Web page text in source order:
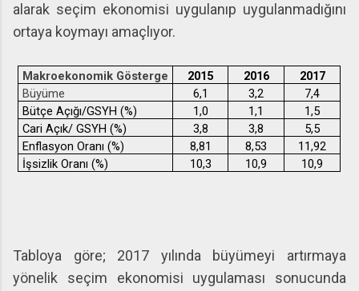
alarak seçim ekonomisi uygulanıp uygulanmadığını
ortaya koymayı amaçlıyor.
Makroekonomik Gösterge 2015 2016
2017
Büyüme
6,1 3,2
7,4
Bütçe Açığı/GSYH (%)
1,0 1,1
1,5
Cari Açık/ GSYH (%)
3,8 3,8
5,5
Enflasyon Oranı (%)
8,81 8,53
11,92
İşsizlik Oranı (%)
10,3 10,9 10,9
Tabloya göre; 2017 yılında büyümeyi artırmaya
yönelik seçim ekonomisi uygulaması sonucunda